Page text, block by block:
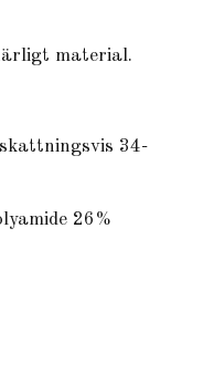
material.
34-
26%